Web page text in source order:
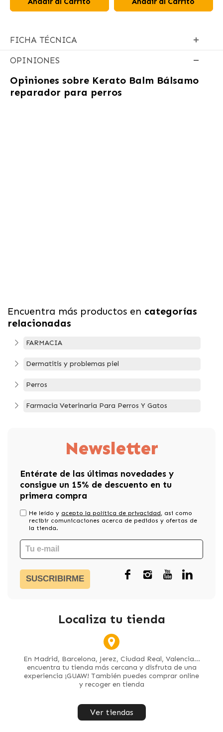
FICHA TÉCNICA
OPINIONES
Opiniones sobre Kerato Balm Bálsamo
reparador para perros
Encuentra más productos en categorías
relacionadas
FARMACIA
Dermatitis y problemas piel
Perros
Farmacia Veterinaria Para Perros Y Gatos
Newsletter
Entérate de las últimas novedades y
consigue un 15% de descuento en tu
primera compra
He leído y acepto la política de privacidad, asi como
recibir comunicaciones acerca de pedidos y ofertas de
la tienda.
SUSCRIBIRME
Localiza tu tienda
En Madrid, Barcelona, Jerez, Ciudad Real, Valencia...
encuentra tu tienda más cercana y disfruta de una
experiencia ¡GUAW! También puedes comprar online
y recoger en tienda
Ver tiendas